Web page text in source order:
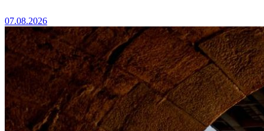
07.08.2026